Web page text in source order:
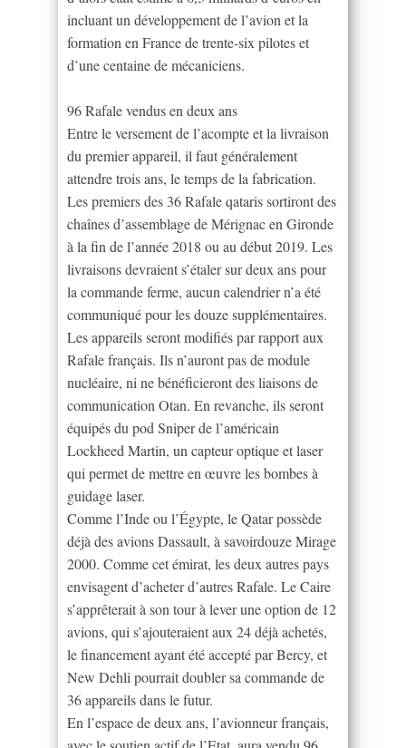
incluant un développement de l’avion et la
formation en France de trente-six pilotes et
d’une centaine de mécaniciens.
96 Rafale vendus en deux ans
Entre le versement de l’acompte et la livraison
du premier appareil, il faut généralement
attendre trois ans, le temps de la fabrication.
Les premiers des 36 Rafale qataris sortiront des
chaînes d’assemblage de Mérignac en Gironde
à la fin de l’année 2018 ou au début 2019. Les
livraisons devraient s’étaler sur deux ans pour
la commande ferme, aucun calendrier n’a été
communiqué pour les douze supplémentaires.
Les appareils seront modifiés par rapport aux
Rafale français. Ils n’auront pas de module
nucléaire, ni ne bénéficieront des liaisons de
communication Otan. En revanche, ils seront
équipés du pod Sniper de l’américain
Lockheed Martin, un capteur optique et laser
qui permet de mettre en œuvre les bombes à
guidage laser.
Comme l’Inde ou l’Égypte, le Qatar possède
déjà des avions Dassault, à savoirdouze Mirage
2000. Comme cet émirat, les deux autres pays
envisagent d’acheter d’autres Rafale. Le Caire
s’apprêterait à son tour à lever une option de 12
avions, qui s’ajouteraient aux 24 déjà achetés,
le financement ayant été accepté par Bercy, et
New Dehli pourrait doubler sa commande de
36 appareils dans le futur.
En l’espace de deux ans, l’avionneur français,